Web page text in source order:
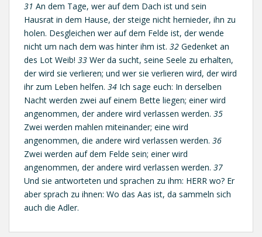
31 An dem Tage, wer auf dem Dach ist und sein
Hausrat in dem Hause, der steige nicht hernieder, ihn zu
holen. Desgleichen wer auf dem Felde ist, der wende
nicht um nach dem was hinter ihm ist. 32 Gedenket an
des Lot Weib! 33 Wer da sucht, seine Seele zu erhalten,
der wird sie verlieren; und wer sie verlieren wird, der wird
ihr zum Leben helfen. 34 Ich sage euch: In derselben
Nacht werden zwei auf einem Bette liegen; einer wird
angenommen, der andere wird verlassen werden. 35
Zwei werden mahlen miteinander; eine wird
angenommen, die andere wird verlassen werden. 36
Zwei werden auf dem Felde sein; einer wird
angenommen, der andere wird verlassen werden. 37
Und sie antworteten und sprachen zu ihm: HERR wo? Er
aber sprach zu ihnen: Wo das Aas ist, da sammeln sich
auch die Adler.